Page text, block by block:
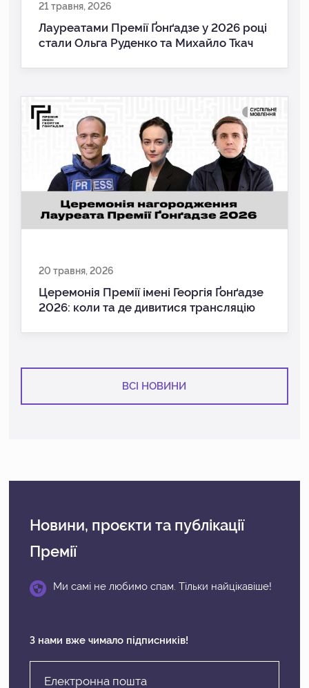
21 травня, 2026
Лауреатами Премії Ґонґадзе у 2026 році
стали Ольга Руденко та Михайло Ткач
20 травня, 2026
Церемонія Премії імені Георгія Ґонґадзе
2026: коли та де дивитися трансляцію
ВСІ НОВИНИ
Новини, проєкти та публікації
Премії
Ми самі не любимо спам. Тільки найцікавіше!
З нами вже чимало підписників!